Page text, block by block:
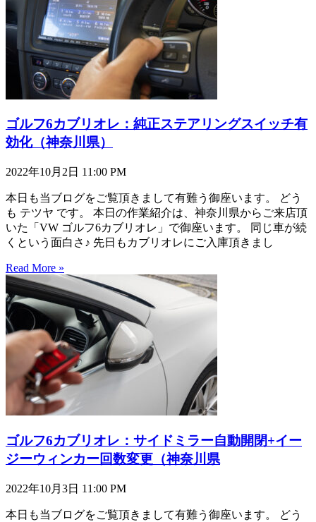
ゴルフ6カブリオレ：純正ステアリングスイッチ有
効化（神奈川県）
2022年10月2日 11:00 PM
本日も当ブログをご覧頂きまして有難う御座います。 どう
も テツヤ です。 本日の作業紹介は、神奈川県からご来店頂
いた「VW ゴルフ6カブリオレ」で御座います。 同じ車が続
くという面白さ♪ 先日もカブリオレにご入庫頂きまし
Read More »
ゴルフ6カブリオレ：サイドミラー自動開閉+イー
ジーウィンカー回数変更（神奈川県
2022年10月3日 11:00 PM
本日も当ブログをご覧頂きまして有難う御座います。 どう